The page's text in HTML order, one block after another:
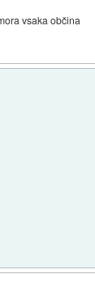
vsaka občina